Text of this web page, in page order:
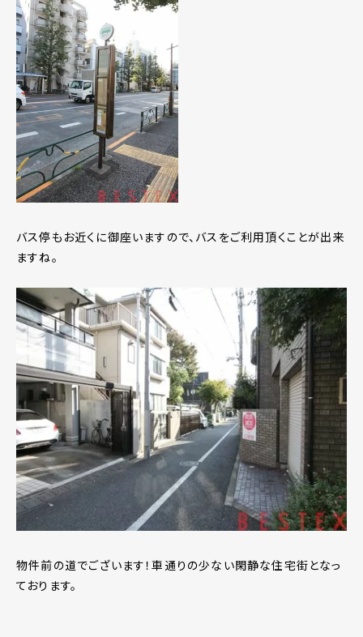
バス停もお近くに御座いますので、バスをご利用頂くことが出来
ますね。
物件前の道でございます！車通りの少ない閑静な住宅街となっ
ております。